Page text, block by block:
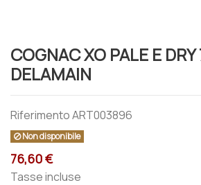
COGNAC XO PALE E
DELAMAIN
RiferimentoART003896
Non disponibile
76,60 €
Tasse incluse